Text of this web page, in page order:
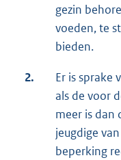
gezin
voeden, te
bieden.
2.
Er is sprake
als de voor
meer is dan
jeugdige
beperking